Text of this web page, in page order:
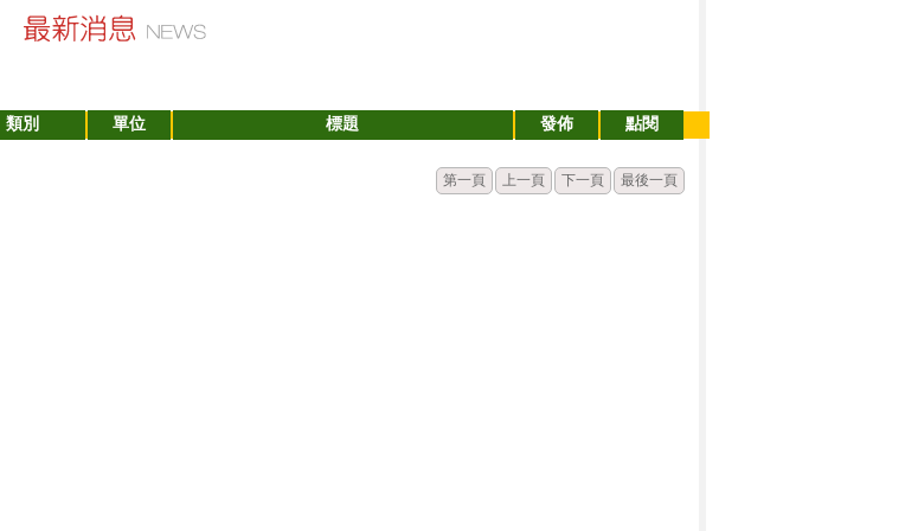
類別 單位 標題 發佈 點閱
第一頁 上一頁 下一頁 最後一頁